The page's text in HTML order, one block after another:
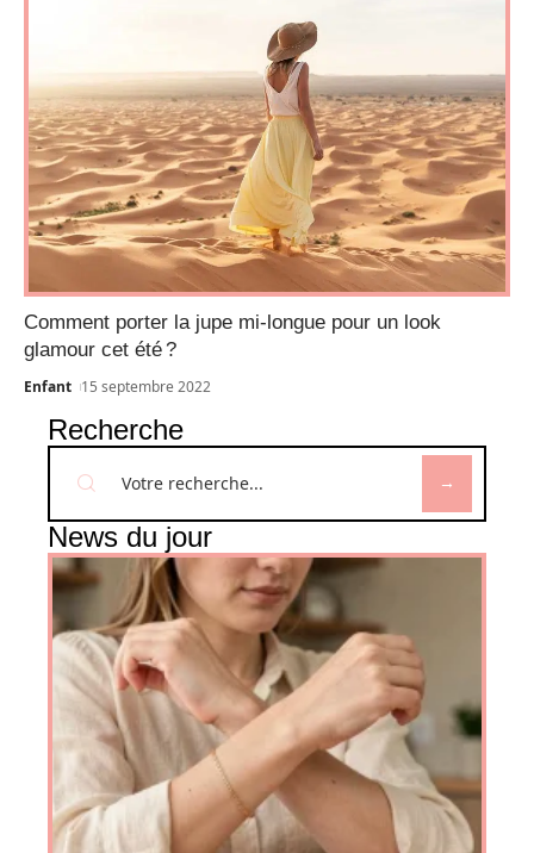
Comment porter la jupe mi-longue pour un look
glamour cet été ?
Enfant 15 septembre 2022
Recherche
News du jour